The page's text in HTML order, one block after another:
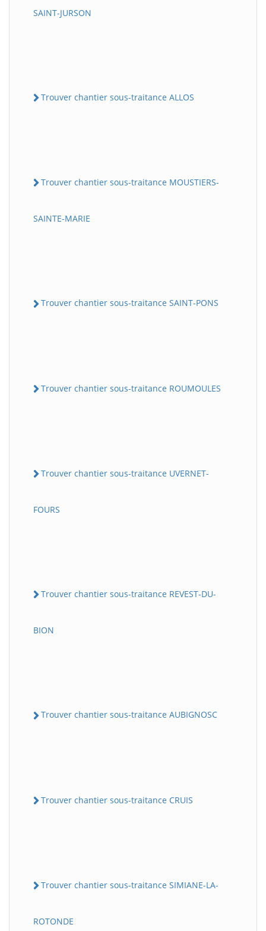
SAINT-JURSON
Trouver chantier sous-traitance ALLOS
Trouver chantier sous-traitance MOUSTIERS-
SAINTE-MARIE
Trouver chantier sous-traitance SAINT-PONS
Trouver chantier sous-traitance ROUMOULES
Trouver chantier sous-traitance UVERNET-
FOURS
Trouver chantier sous-traitance REVEST-DU-
BION
Trouver chantier sous-traitance AUBIGNOSC
Trouver chantier sous-traitance CRUIS
Trouver chantier sous-traitance SIMIANE-LA-
ROTONDE